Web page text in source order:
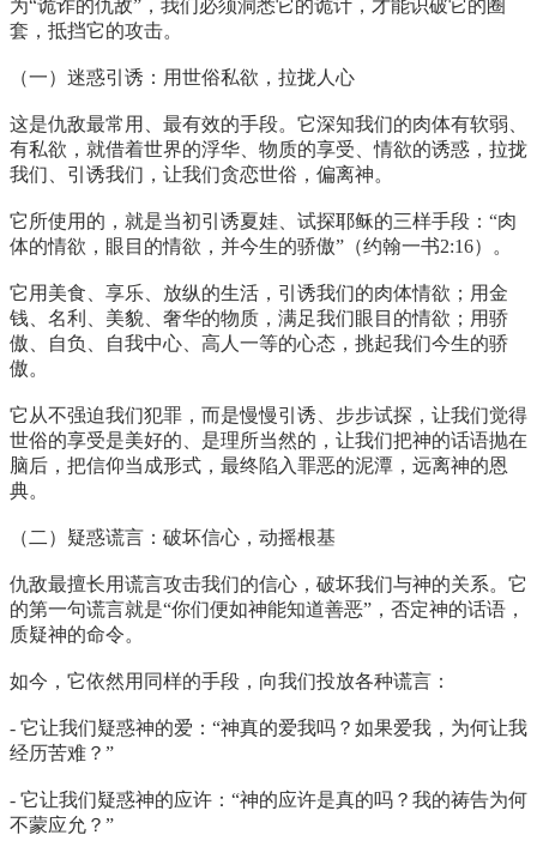
为“诡诈的仇敌”，我们必须洞悉它的诡计，才能识破它的圈
套，抵挡它的攻击。
（一）迷惑引诱：用世俗私欲，拉拢人心
这是仇敌最常用、最有效的手段。它深知我们的肉体有软弱、
有私欲，就借着世界的浮华、物质的享受、情欲的诱惑，拉拢
我们、引诱我们，让我们贪恋世俗，偏离神。
它所使用的，就是当初引诱夏娃、试探耶稣的三样手段：“肉
体的情欲，眼目的情欲，并今生的骄傲”（约翰一书2:16）。
它用美食、享乐、放纵的生活，引诱我们的肉体情欲；用金
钱、名利、美貌、奢华的物质，满足我们眼目的情欲；用骄
傲、自负、自我中心、高人一等的心态，挑起我们今生的骄
傲。
它从不强迫我们犯罪，而是慢慢引诱、步步试探，让我们觉得
世俗的享受是美好的、是理所当然的，让我们把神的话语抛在
脑后，把信仰当成形式，最终陷入罪恶的泥潭，远离神的恩
典。
（二）疑惑谎言：破坏信心，动摇根基
仇敌最擅长用谎言攻击我们的信心，破坏我们与神的关系。它
的第一句谎言就是“你们便如神能知道善恶”，否定神的话语，
质疑神的命令。
如今，它依然用同样的手段，向我们投放各种谎言：
- 它让我们疑惑神的爱：“神真的爱我吗？如果爱我，为何让我
经历苦难？”
- 它让我们疑惑神的应许：“神的应许是真的吗？我的祷告为何
不蒙应允？”